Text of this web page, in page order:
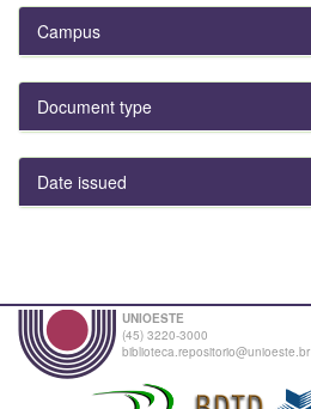
Campus
Document type
Date issued
UNIOESTE
(45) 3220-3000
biblioteca.repositorio@unioeste.br